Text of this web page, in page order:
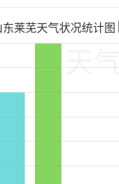
莱芜天气状况统计图